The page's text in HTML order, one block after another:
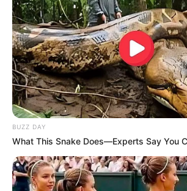
BUZZ DAY
What This Snake Does—Experts Say You